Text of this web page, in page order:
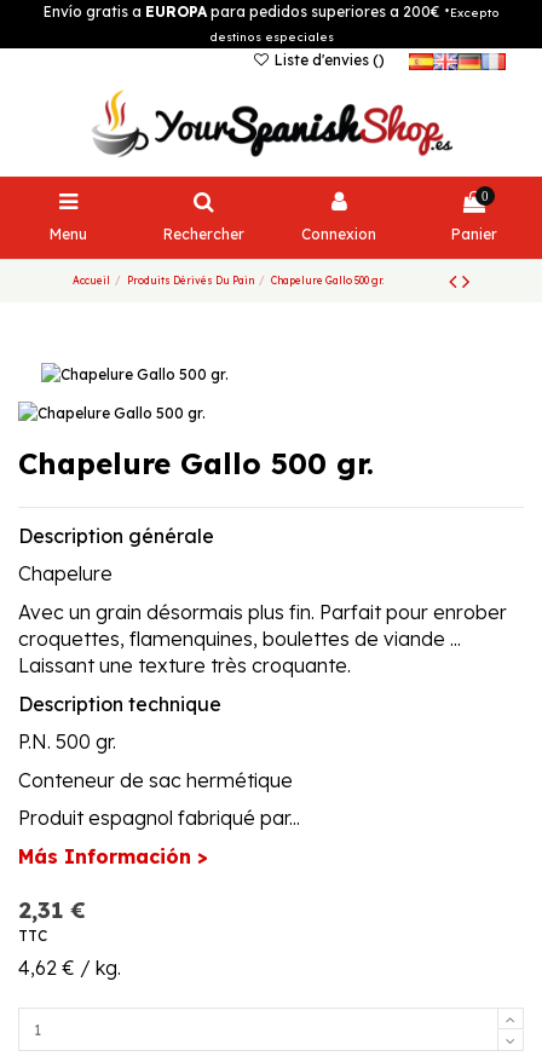
Envío gratis a EUROPApara pedidos superiores a 200€ *Excepto
destinos especiales
Liste d'envies ()
Menu Rechercher Connexion
0
Panier
Accueil Produits Dérivés Du Pain Chapelure Gallo 500 gr.
Chapelure Gallo 500 gr.
Description générale
Chapelure
Avec un grain désormais plus fin. Parfait pour enrober
croquettes, flamenquines, boulettes de viande ...
Laissant une texture très croquante.
Description technique
P.N. 500 gr.
Conteneur de sac hermétique
Produit espagnol fabriqué par...
Más Información >
2,31 €
TTC
4,62 € / kg.